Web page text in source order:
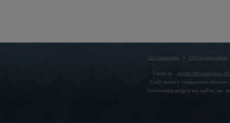
Соглашение | Обратная связь
Flado.ru - доска бесплатных
Сайт может содержать
Оплачивая услуги на сайте, вы